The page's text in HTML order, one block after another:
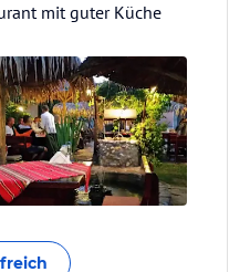
mit guter Küche